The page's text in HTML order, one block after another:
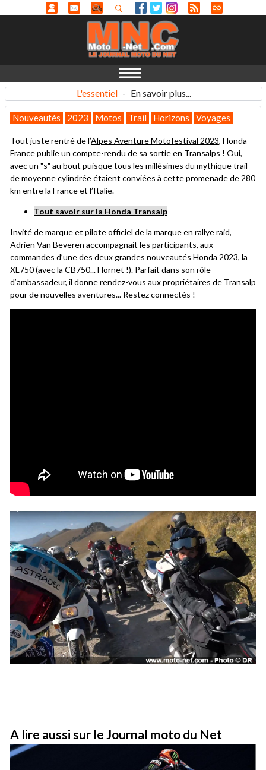
L'essentiel - En savoir plus...
Nouveautés 2023 Motos Trail Horizons Voyages
Tout juste rentré de l’Alpes Aventure Motofestival 2023, Honda
France publie un compte-rendu de sa sortie en Transalps ! Oui,
avec un "s" au bout puisque tous les millésimes du mythique trail
de moyenne cylindrée étaient conviées à cette promenade de 280
km entre la France et l’Italie.
Tout savoir sur la Honda Transalp
Invité de marque et pilote officiel de la marque en rallye raid,
Adrien Van Beveren accompagnait les participants, aux
commandes d’une des deux grandes nouveautés Honda 2023, la
XL750 (avec la CB750... Hornet !). Parfait dans son rôle
d’ambassadeur, il donne rendez-vous aux propriétaires de Transalp
pour de nouvelles aventures... Restez connectés !
A lire aussi sur le Journal moto du Net